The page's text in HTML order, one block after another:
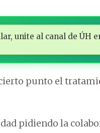
unite al canal de ÚH
punto el
pidiendo la